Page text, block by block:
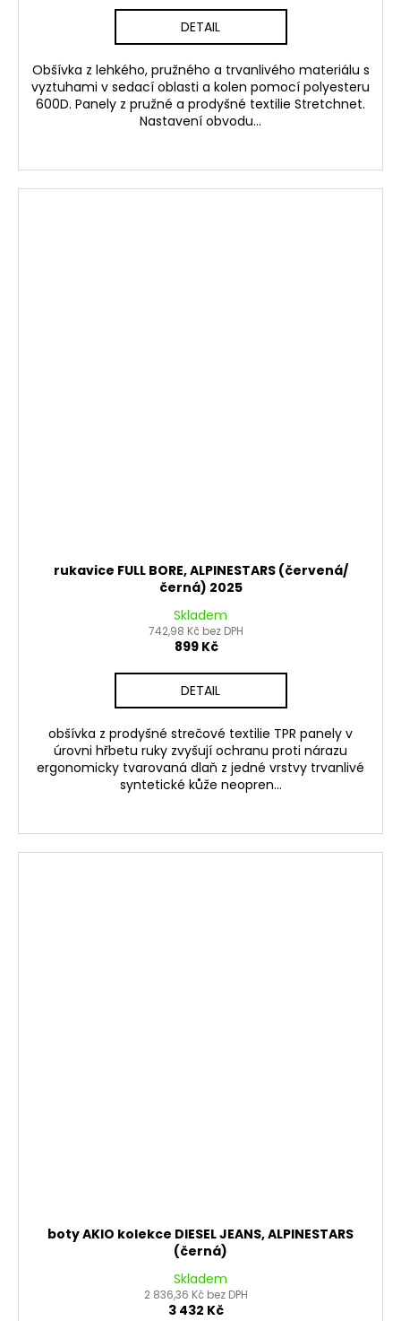
DETAIL
Obšívka z lehkého, pružného a trvanlivého materiálu s
vyztuhami v sedací oblasti a kolen pomocí polyesteru
600D. Panely z pružné a prodyšné textilie Stretchnet.
Nastavení obvodu...
rukavice FULL BORE, ALPINESTARS (červená/
černá) 2025
Skladem
742,98 Kč bez DPH
899 Kč
DETAIL
obšívka z prodyšné strečové textilie TPR panely v
úrovni hřbetu ruky zvyšují ochranu proti nárazu
ergonomicky tvarovaná dlaň z jedné vrstvy trvanlivé
syntetické kůže neopren...
boty AKIO kolekce DIESEL JEANS, ALPINESTARS
(černá)
Skladem
2 836,36 Kč bez DPH
3 432 Kč